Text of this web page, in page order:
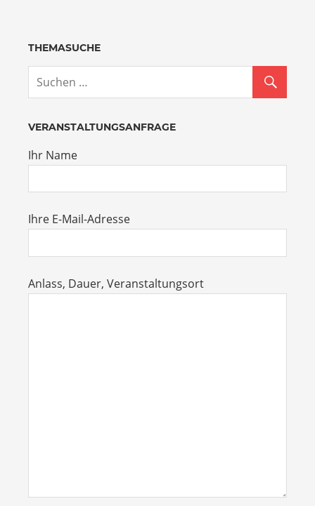
THEMASUCHE
VERANSTALTUNGSANFRAGE
Ihr Name
Ihre E-Mail-Adresse
Anlass, Dauer, Veranstaltungsort